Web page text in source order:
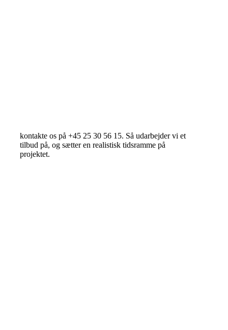
kontakte os på +45 25 30 56 15. Så udarbejder vi et
tilbud på, og sætter en realistisk tidsramme på
projektet.